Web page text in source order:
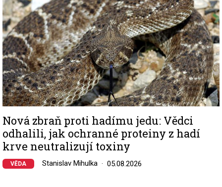
Nová zbraň proti hadímu jedu: Vědci
odhalili, jak ochranné proteiny z hadí
krve neutralizují toxiny
VĚDA Stanislav Mihulka 05.08.2026